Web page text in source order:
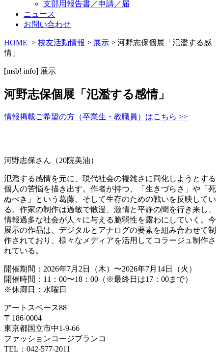
支部用報告書／申請／届
ニュース
お問い合わせ
HOME > 校友活動情報 > 展示 > 河野志保個展「氾濫する感
情」
[msb! info] 展示
河野志保個展「氾濫する感情」
情報掲載ご希望の方（卒業生・教職員）はこちら >>
河野志保さん（20院美油）
氾濫する感情を元に、現代社会の複雑さに同化しようとする
個人の苦悩を描き出す。作者が持つ、「生きづらさ」や「死
ぬべき」という葛藤、そして生存のための戦いを反映してい
る。作家の制作は過敏で散漫、激情と平静の間を行き来し、
情報過多な社会が人々に与える脆弱性を露わにしていく。今
展示の作品は、デジタルとアナログの要素を組み合わせて制
作されており、様々なメディアを活用してコラージュ制作さ
れている。
開催期間：2026年7月2日（木）〜2026年7月14日（火）
開催時間：11：00〜18：00（※最終日は17：00まで）
※休廊日：水曜日
アートスペース88
〒186-0004
東京都国立市中1-9-66
ファッションコージブランコ
TEL：042-577-2011